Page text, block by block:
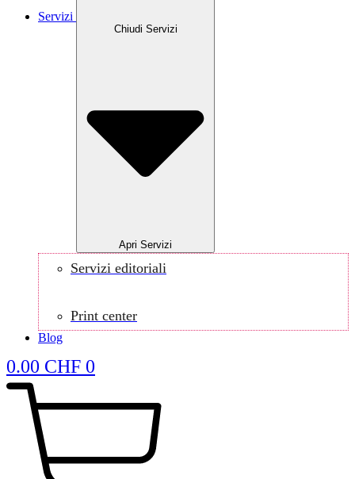
Servizi
Chiudi Servizi
Apri Servizi
Servizi editoriali
Print center
Blog
0.00 CHF 0